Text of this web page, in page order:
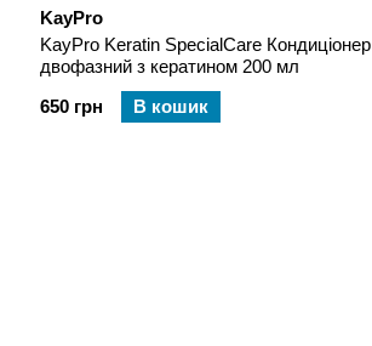
KayPro
KayPro Keratin SpecialCare Кондиціонер
двофазний з кератином 200 мл
650 грн
В кошик